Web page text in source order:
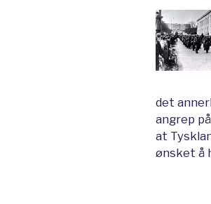
det
angrep
at
ønsket å